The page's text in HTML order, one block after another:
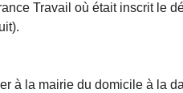
Travail où était inscrit
à la mairie du domicile à la